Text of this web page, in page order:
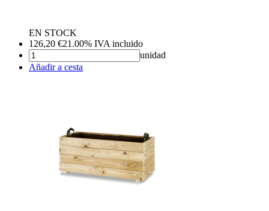
EN STOCK
126,20 €21.00% IVA incluido
unidad
Añadir a cesta